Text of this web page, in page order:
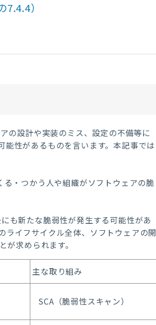
）
の設計や実装のミス、設定の不備等に
性があるものを言います。本記事では
・つかう人や組織がソフトウェアの脆
も新たな脆弱性が発生する可能性があ
ライフサイクル全体、ソフトウェアの開
が求められます。
主な取り組み
SCA （脆弱性スキャン）